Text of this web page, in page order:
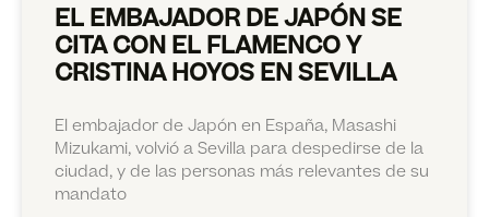
EL EMBAJADOR DE JAPÓN SE
CITA CON EL FLAMENCO Y
CRISTINA HOYOS EN SEVILLA
El embajador de Japón en España, Masashi
Mizukami, volvió a Sevilla para despedirse de la
ciudad, y de las personas más relevantes de su
mandato